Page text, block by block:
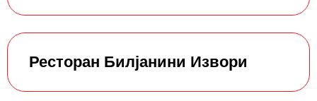
Ресторан Билјанини Извори